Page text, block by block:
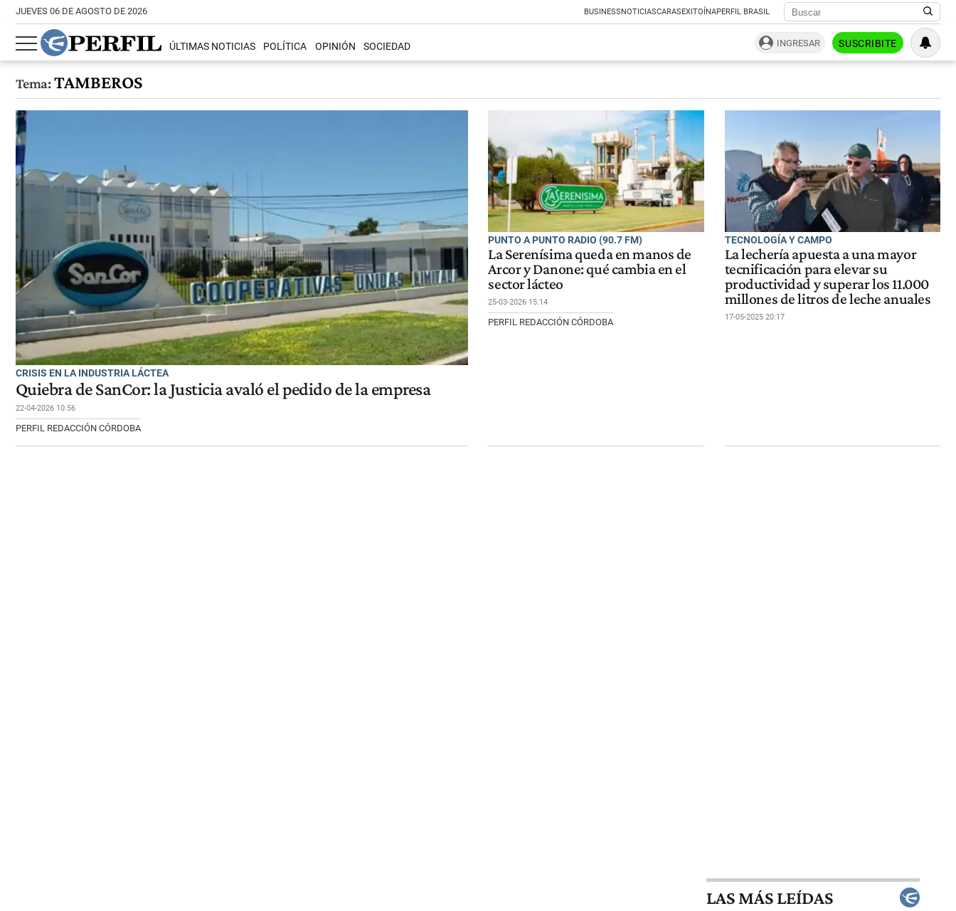
JUEVES 06 DE AGOSTO DE 2026 BUSINESSNOTICIASCARASEXITOÍNAPERFIL BRASIL
ÚLTIMAS NOTICIAS POLÍTICA OPINIÓN SOCIEDAD INGRESAR SUSCRIBITE
Tema:TAMBEROS
CRISIS EN LA INDUSTRIA LÁCTEA
Quiebra de SanCor: la Justicia avaló el pedido de la empresa
22-04-2026 10:56
PERFIL REDACCIÓN CÓRDOBA
PUNTO A PUNTO RADIO (90.7 FM)
La Serenísima queda en manos de
Arcor y Danone: qué cambia en el
sector lácteo
25-03-2026 15:14
PERFIL REDACCIÓN CÓRDOBA
TECNOLOGÍA Y CAMPO
La lechería apuesta a una mayor
tecnificación para elevar su
productividad y superar los 11.000
millones de litros de leche anuales
17-05-2025 20:17
LAS MÁS LEÍDAS